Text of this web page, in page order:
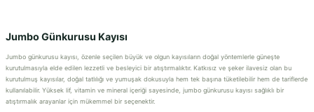
Jumbo Günkurusu Kayısı
Jumbo günkurusu kayısı, özenle seçilen büyük ve olgun kayısıların doğal yöntemlerle güneşte
kurutulmasıyla elde edilen lezzetli ve besleyici bir atıştırmalıktır. Katkısız ve şeker ilavesiz olan bu
kurutulmuş kayısılar, doğal tatlılığı ve yumuşak dokusuyla hem tek başına tüketilebilir hem de tariflerde
kullanılabilir. Yüksek lif, vitamin ve mineral içeriği sayesinde, jumbo günkurusu kayısı sağlıklı bir
atıştırmalık arayanlar için mükemmel bir seçenektir.